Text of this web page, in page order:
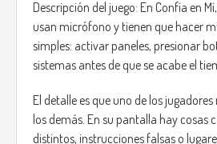
Descripción del juego: En Confía en
usan micrófono y tienen que hacer
simples: activar paneles, presionar
sistemas antes de que se acabe el
El detalle es que uno de los
los demás. En su pantalla hay cosas
distintos, instrucciones falsas o